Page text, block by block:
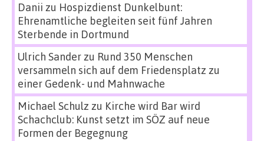
Danii zu Hospizdienst Dunkelbunt:
Ehrenamtliche begleiten seit fünf Jahren
Sterbende in Dortmund
Ulrich Sanderzu Rund 350 Menschen
versammeln sich auf dem Friedensplatz zu
einer Gedenk- und Mahnwache
Michael Schulz zu Kirche wird Bar wird
Schachclub: Kunst setzt im SÖZ auf neue
Formen der Begegnung